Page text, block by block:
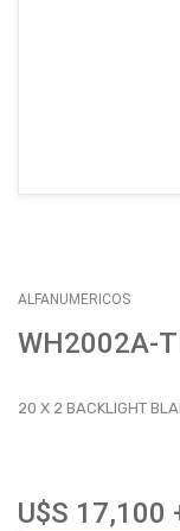
ALFANUMERICOS
WH2002A-
20 X 2 BACKLIGHT
U$S 17,100